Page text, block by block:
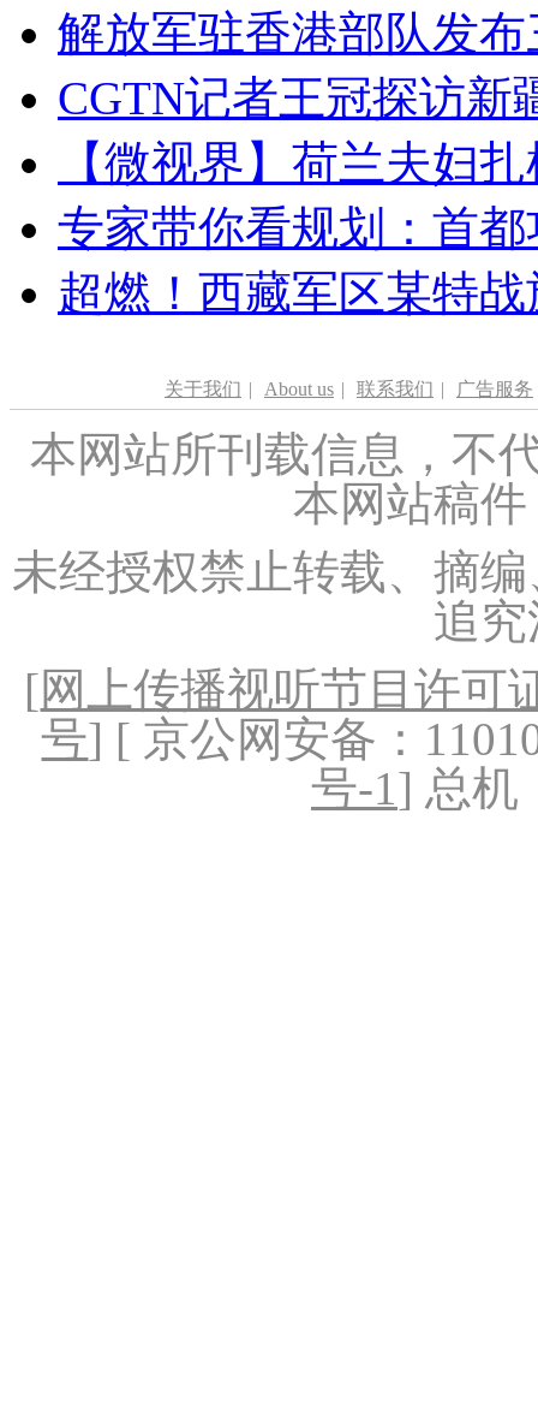
解放军驻香港部队发
CGTN记者王冠探访新
【微视界】荷兰夫妇
专家带你看规划：首
超燃！西藏军区某特
关于我们 | About us | 联系我们 | 广告服务
本网站所刊载信息，不
本网站稿
未经授权禁止转载、摘
追
[网上传播视听节目许可
号] [ 京公网安备：
号-1] 总机